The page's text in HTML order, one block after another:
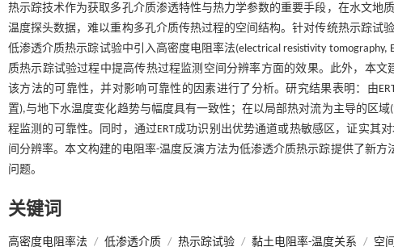
热示踪技术作为获取多孔介质渗透特性与热力学参数的重要手段，在水文地
温度探头数据，难以重构多孔介质传热过程的空间结构。针对传统热示踪试
低渗透介质热示踪试验中引入高密度电阻率法(electrical resistivity
质热示踪试验过程中提高传热过程监测空间分辨率方面的效果。此外，本
该方法的可靠性，并对影响可靠性的因素进行了分析。研究结果表明：由
置),与地下水温度变化趋势与幅度具有一致性；在以局部热对流为主导的区
程监测的可靠性。同时，通过ERT成功识别出优势通道或热敏感区，证实其
间分辨率。本文构建的电阻率-温度反演方法为低渗透介质热示踪提供了新
问题。
关键词
高密度电阻率法 / 低渗透介质 / 热示踪试验 / 黏土电阻率-温度关系 / 空